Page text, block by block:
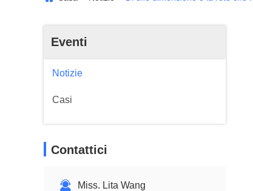
Eventi
Notizie
Casi
Contattici
Miss. Lita Wang